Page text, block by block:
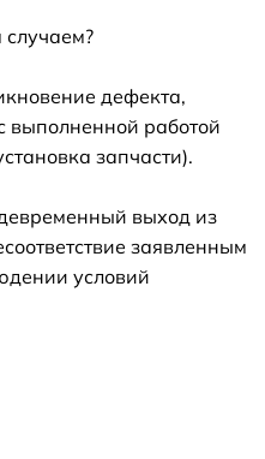
случаем?
дефекта,
выполненной работой
запчасти).
выход из
заявленным
условий